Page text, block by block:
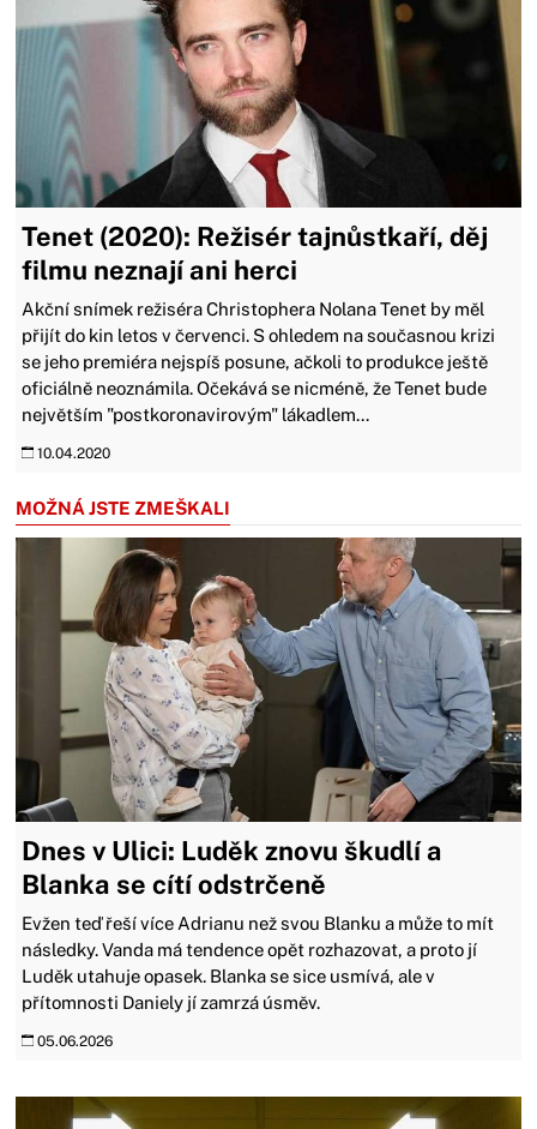
Tenet (2020): Režisér tajnůstkaří, děj
filmu neznají ani herci
Akční snímek režiséra Christophera Nolana Tenet by měl
přijít do kin letos v červenci. S ohledem na současnou krizi
se jeho premiéra nejspíš posune, ačkoli to produkce ještě
oficiálně neoznámila. Očekává se nicméně, že Tenet bude
největším "postkoronavirovým" lákadlem...
10.04.2020
MOŽNÁ JSTE ZMEŠKALI
Dnes v Ulici: Luděk znovu škudlí a
Blanka se cítí odstrčeně
Evžen teď řeší více Adrianu než svou Blanku a může to mít
následky. Vanda má tendence opět rozhazovat, a proto jí
Luděk utahuje opasek. Blanka se sice usmívá, ale v
přítomnosti Daniely jí zamrzá úsměv.
05.06.2026